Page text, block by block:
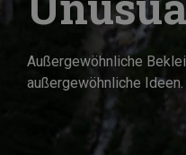
Außergewöhnliche
außergewöhnliche Ideen.